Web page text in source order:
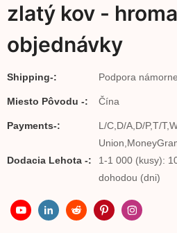
zlatý kov -
objednávky
Shipping-: Podpora
Miesto Pôvodu -: Čína
Payments-:
L/C,D/A,D/P,T/
Dodacia Lehota -:
1-1 000 (kusy):
dohodou (dni)